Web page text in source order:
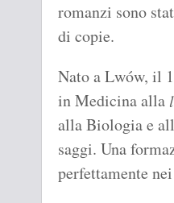
romanzi sono
di copie.
Nato a Lwów, il
in Medicina alla
alla Biologia e
saggi. Una
perfettamente